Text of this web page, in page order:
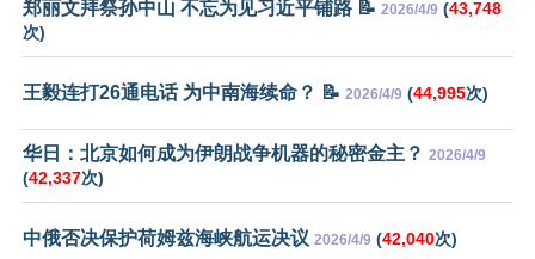
郑丽文拜祭孙中山 不忘为见习近平铺路 📝 2026/4/9 (43,748
次)
王毅连打26通电话 为中南海续命？ 📝 2026/4/9 (44,995次)
华日：北京如何成为伊朗战争机器的秘密金主？ 2026/4/9
(42,337次)
中俄否决保护荷姆兹海峡航运决议 2026/4/9 (42,040次)